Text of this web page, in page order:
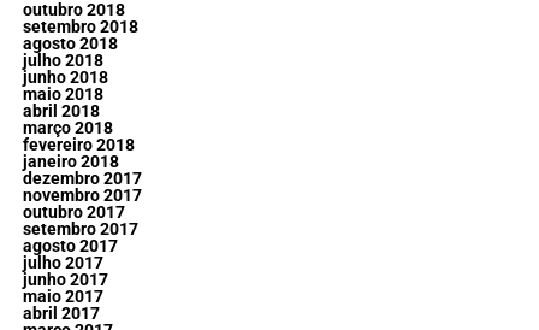
outubro 2018
setembro 2018
agosto 2018
julho 2018
junho 2018
maio 2018
abril 2018
março 2018
fevereiro 2018
janeiro 2018
dezembro 2017
novembro 2017
outubro 2017
setembro 2017
agosto 2017
julho 2017
junho 2017
maio 2017
abril 2017